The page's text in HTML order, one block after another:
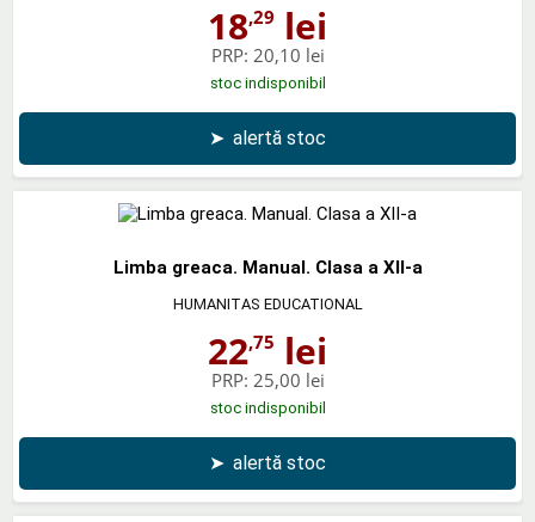
18,29 lei
PRP: 20,10 lei
stoc indisponibil
➤ alertă stoc
Limba greaca. Manual. Clasa a XII-a
HUMANITAS EDUCATIONAL
22,75 lei
PRP: 25,00 lei
stoc indisponibil
➤ alertă stoc